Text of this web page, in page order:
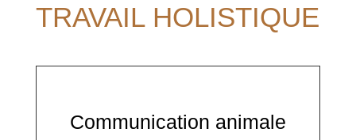
TRAVAIL HOLISTIQUE
Communication animale